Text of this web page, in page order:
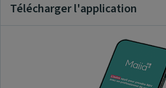
Télécharger l'application